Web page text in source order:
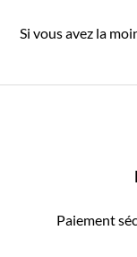
Si vous avez la
Paiement